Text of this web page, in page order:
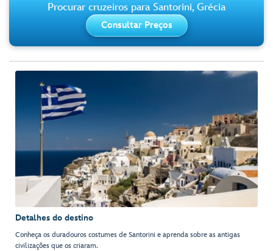
Procurar cruzeiros para Santorini, Grécia
Consultar Preços
Detalhes do destino
Conheça os duradouros costumes de Santorini e aprenda sobre as antigas
civilizações que os criaram.